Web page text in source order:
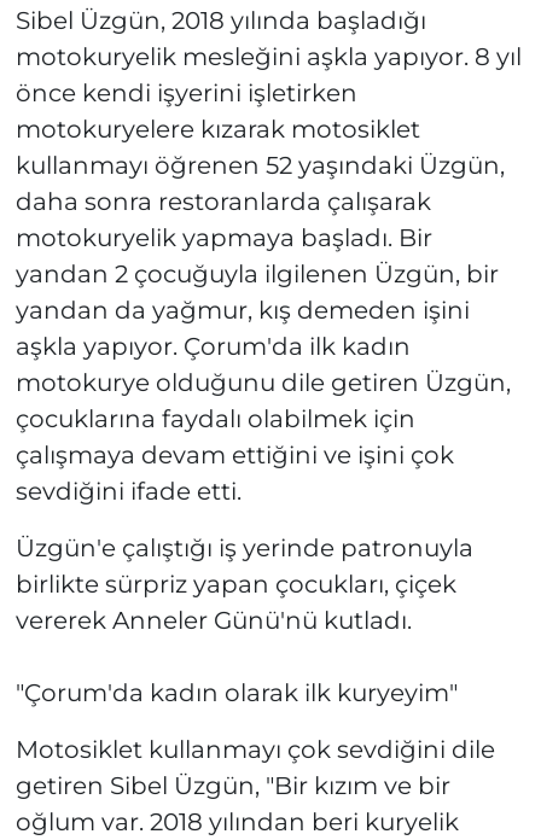
Sibel Üzgün, 2018 yılında başladığı
motokuryelik mesleğini aşkla yapıyor. 8 yıl
önce kendi işyerini işletirken
motokuryelere kızarak motosiklet
kullanmayı öğrenen 52 yaşındaki Üzgün,
daha sonra restoranlarda çalışarak
motokuryelik yapmaya başladı. Bir
yandan 2 çocuğuyla ilgilenen Üzgün, bir
yandan da yağmur, kış demeden işini
aşkla yapıyor. Çorum'da ilk kadın
motokurye olduğunu dile getiren Üzgün,
çocuklarına faydalı olabilmek için
çalışmaya devam ettiğini ve işini çok
sevdiğini ifade etti.
Üzgün'e çalıştığı iş yerinde patronuyla
birlikte sürpriz yapan çocukları, çiçek
vererek Anneler Günü'nü kutladı.
"Çorum'da kadın olarak ilk kuryeyim"
Motosiklet kullanmayı çok sevdiğini dile
getiren Sibel Üzgün, "Bir kızım ve bir
oğlum var. 2018 yılından beri kuryelik